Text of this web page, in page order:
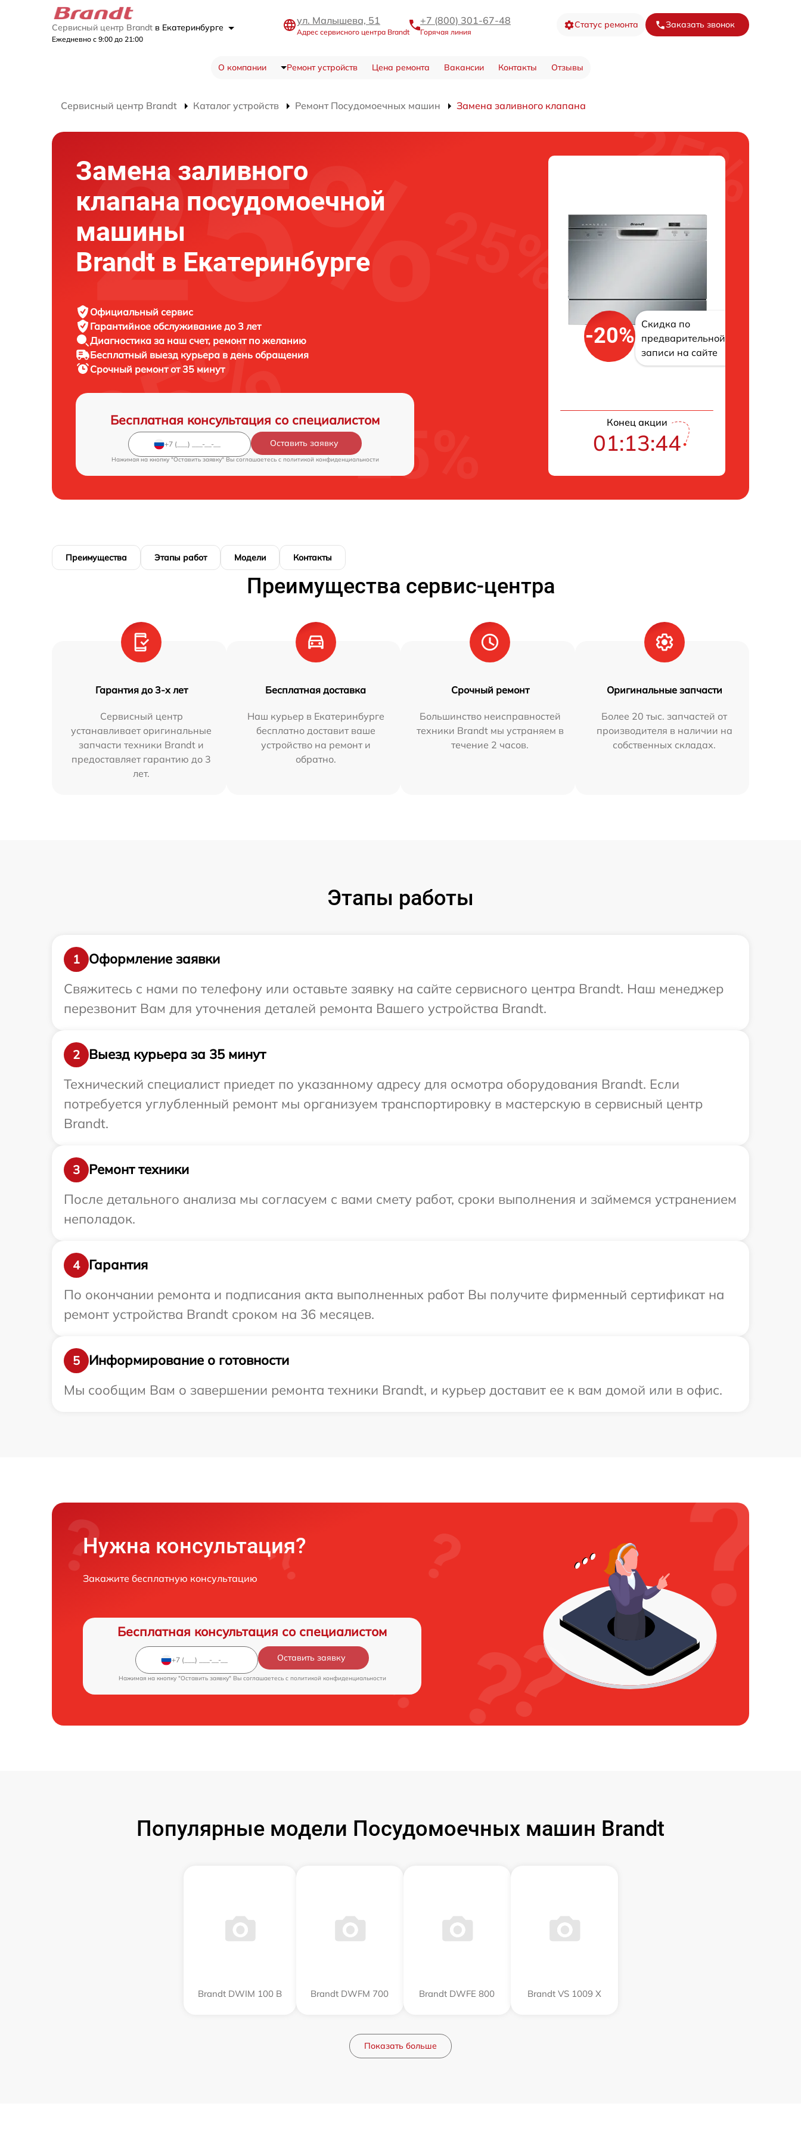
Сервисный центр Brandt в Екатеринбурге
Ежедневно с 9:00 до 21:00
ул. Малышева, 51
Адрес сервисного центра Brandt
+7 (800) 301-67-48
Горячая линия
Статус ремонта Заказать звонок
О компании Ремонт устройств Цена ремонта Вакансии Контакты Отзывы
Сервисный центр Brandt Каталог устройств Ремонт Посудомоечных машин Замена заливного клапана
Замена заливного
клапана посудомоечной
машины
Brandt в Екатеринбурге
Официальный сервис
Гарантийное обслуживание до 3 лет
Диагностика за наш счет, ремонт по желанию
Бесплатный выезд курьера в день обращения
Срочный ремонтот 35 минут
Бесплатная консультация со специалистом
Оставить заявку
Нажимая на кнопку "Оставить заявку" Вы соглашаетесь c политикой конфиденциальности
-20%
Скидка по
предварительной
записи на сайте
Конец акции
01:13:43
Преимущества Этапы работ Модели Контакты
Преимущества сервис-центра
Гарантия до 3-х лет
Сервисный центр
устанавливает оригинальные
запчасти техники Brandt и
предоставляет гарантию до 3
лет.
Бесплатная доставка
Наш курьер в Екатеринбурге
бесплатно доставит ваше
устройство на ремонт и
обратно.
Срочный ремонт
Большинство неисправностей
техники Brandt мы устраняем в
течение 2 часов.
Оригинальные запчасти
Более 20 тыс. запчастей от
производителя в наличии на
собственных складах.
Этапы работы
1
Оформление заявки
Свяжитесь с нами по телефону или оставьте заявку на сайте сервисного центра Brandt. Наш менеджер
перезвонит Вам для уточнения деталей ремонта Вашего устройства Brandt.
2
Выезд курьера за 35 минут
Технический специалист приедет по указанному адресу для осмотра оборудования Brandt. Если
потребуется углубленный ремонт мы организуем транспортировку в мастерскую в сервисный центр
Brandt.
3
Ремонт техники
После детального анализа мы согласуем с вами смету работ, сроки выполнения и займемся устранением
неполадок.
4
Гарантия
По окончании ремонта и подписания акта выполненных работ Вы получите фирменный сертификат на
ремонт устройства Brandt сроком на 36 месяцев.
5
Информирование о готовности
Мы сообщим Вам о завершении ремонта техники Brandt, и курьер доставит ее к вам домой или в офис.
Нужна консультация?
Закажите бесплатную консультацию
Бесплатная консультация со специалистом
Оставить заявку
Нажимая на кнопку "Оставить заявку" Вы соглашаетесь c политикой конфиденциальности
Популярные модели Посудомоечных машин Brandt
Brandt DWIM 100 B Brandt DWFM 700 Brandt DWFE 800 Brandt VS 1009 X
Показать больше